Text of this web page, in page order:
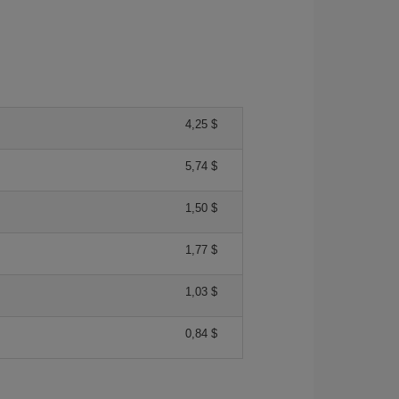
4,25 $
5,74 $
1,50 $
1,77 $
1,03 $
0,84 $